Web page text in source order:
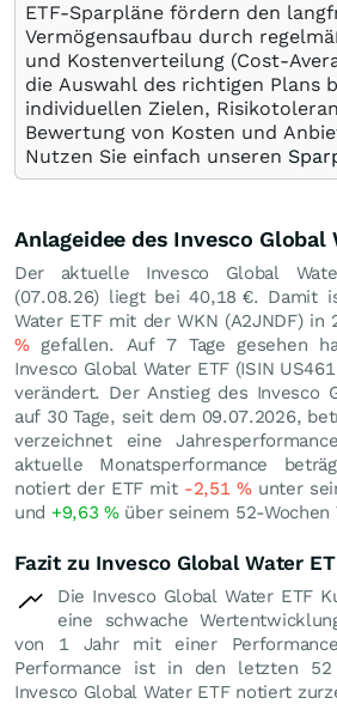
ETF-Sparpläne fördern den
Vermögensaufbau durch
und Kostenverteilung (Cost-
die Auswahl des richtigen Plans
individuellen Zielen,
Bewertung von Kosten und
Nutzen Sie einfach unseren
Anlageidee des Invesco Global
Der aktuelle Invesco Global
(07.08.26) liegt bei 40,18 €. Damit
Water ETF mit der WKN (A2JNDF) in
%gefallen. Auf 7 Tage gesehen
Invesco Global Water ETF (ISIN
verändert. Der Anstieg des Invesco
auf 30 Tage, seit dem 09.07.2026,
verzeichnet eine
aktuelle Monatsperformance
notiert der ETF mit -2,51 %unter
und +9,63%über seinem 52-Wochen
Fazit zu Invesco Global Water
Die Invesco Global Water ETF
eine schwache
von 1 Jahr mit einer
Performance ist in den letzten 52
Invesco Global Water ETF notiert